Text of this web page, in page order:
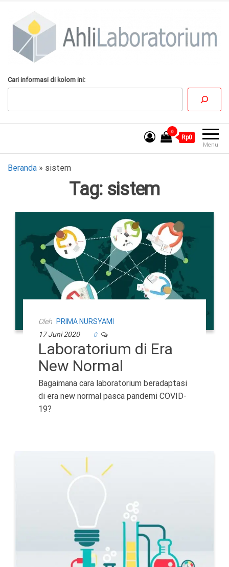
konten
AhliLaboratorium
AhliLaboratorium
Cari informasi di kolom ini:
Menu
0
Rp0
Beranda » sistem
Tag: sistem
Oleh
PRIMA NURSYAMI
17 Juni 2020
0
Laboratorium di Era
New Normal
Bagaimana cara laboratorium beradaptasi
di era new normal pasca pandemi COVID-
19?